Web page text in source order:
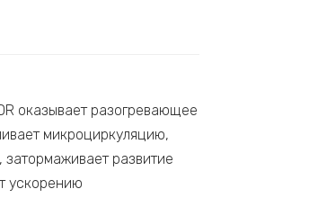
оказывает разогревающее
микроциркуляцию,
развитие
ускорению